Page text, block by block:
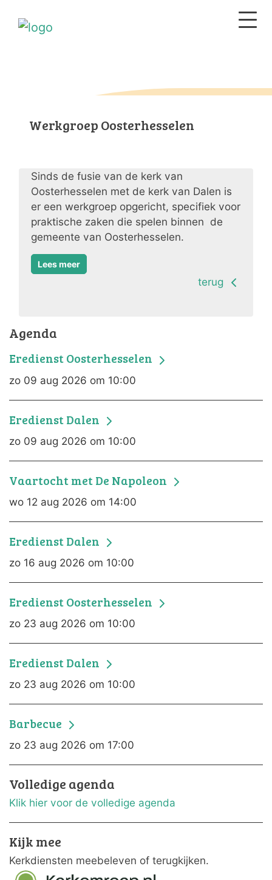
Werkgroep Oosterhesselen
Sinds de fusie van de kerk van
Oosterhesselen met de kerk van Dalen is
er een werkgroep opgericht, specifiek voor
praktische zaken die spelen binnen de
gemeente van Oosterhesselen.
Lees meer
terug
Agenda
Eredienst Oosterhesselen
zo 09 aug 2026 om 10:00
Eredienst Dalen
zo 09 aug 2026 om 10:00
Vaartocht met De Napoleon
wo 12 aug 2026 om 14:00
Eredienst Dalen
zo 16 aug 2026 om 10:00
Eredienst Oosterhesselen
zo 23 aug 2026 om 10:00
Eredienst Dalen
zo 23 aug 2026 om 10:00
Barbecue
zo 23 aug 2026 om 17:00
Volledige agenda
Klik hier voor de volledige agenda
Kijk mee
Kerkdiensten meebeleven of terugkijken.